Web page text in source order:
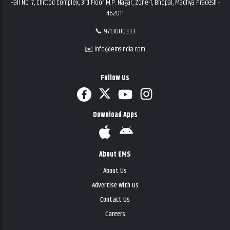
Hall No. 7, Chittod Complex, 3rd Floor M.P. Nagar, Zone-1, Bhopal, Madhya Pradesh -
462011
📞 9713000333
✉️ info@emsindia.com
Follow Us
Download Apps
About EMS
About Us
Advertise With Us
Contact Us
Careers